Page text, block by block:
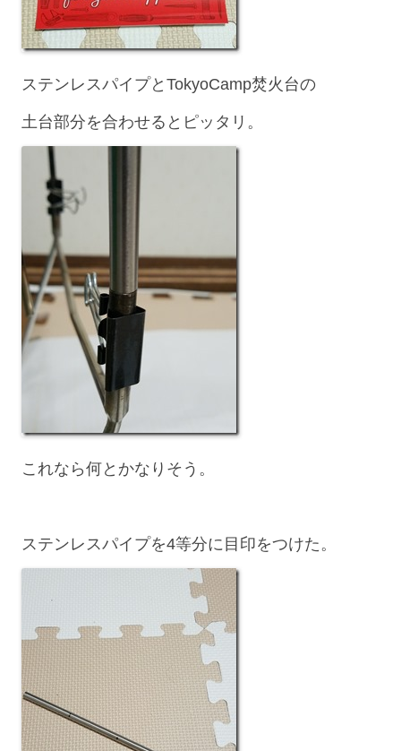
ステンレスパイプとTokyoCamp焚火台の
土台部分を合わせるとピッタリ。
これなら何とかなりそう。
ステンレスパイプを4等分に目印をつけた。